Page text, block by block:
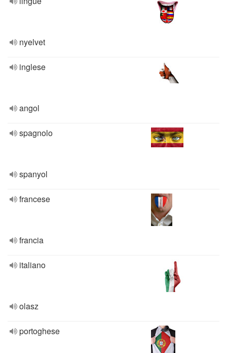
nyelvet
inglese
angol
spagnolo
spanyol
francese
francia
italiano
olasz
portoghese